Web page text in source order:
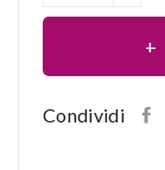
Condividi